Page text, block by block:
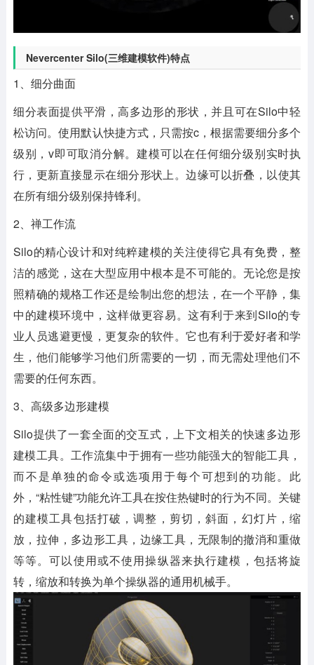
Nevercenter Silo(三维建模软件)特点
1、细分曲面
细分表面提供平滑，高多边形的形状，并且可在Silo中轻
松访问。使用默认快捷方式，只需按c，根据需要细分多个
级别，v即可取消分解。建模可以在任何细分级别实时执
行，更新直接显示在细分形状上。边缘可以折叠，以使其
在所有细分级别保持锋利。
2、禅工作流
Silo的精心设计和对纯粹建模的关注使得它具有免费，整
洁的感觉，这在大型应用中根本是不可能的。无论您是按
照精确的规格工作还是绘制出您的想法，在一个平静，集
中的建模环境中，这样做更容易。这有利于来到Silo的专
业人员逃避更慢，更复杂的软件。它也有利于爱好者和学
生，他们能够学习他们所需要的一切，而无需处理他们不
需要的任何东西。
3、高级多边形建模
Silo提供了一套全面的交互式，上下文相关的快速多边形
建模工具。工作流集中于拥有一些功能强大的智能工具，
而不是单独的命令或选项用于每个可想到的功能。此
外，“粘性键”功能允许工具在按住热键时的行为不同。关键
的建模工具包括打破，调整，剪切，斜面，幻灯片，缩
放，拉伸，多边形工具，边缘工具，无限制的撤消和重做
等等。可以使用或不使用操纵器来执行建模，包括将旋
转，缩放和转换为单个操纵器的通用机械手。